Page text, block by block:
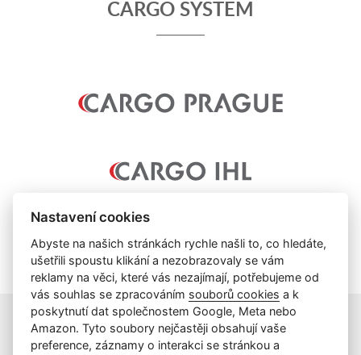
CARGO SYSTEM
info@cargoprague.cz
Nastavení cookies
Abyste na našich stránkách rychle našli to, co hledáte,
ušetřili spoustu klikání a nezobrazovaly se vám
reklamy na věci, které vás nezajímají, potřebujeme od
vás souhlas se zpracováním souborů cookies a k
poskytnutí dat společnostem Google, Meta nebo
Amazon. Tyto soubory nejčastěji obsahují vaše
preference, záznamy o interakci se stránkou a